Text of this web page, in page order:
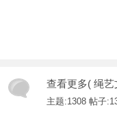
查看更多( 绳艺
主题:1308 帖子